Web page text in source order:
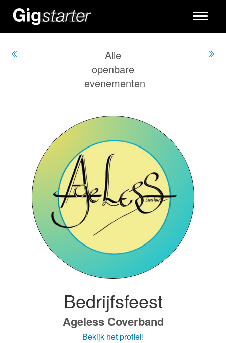
Toggle
Alle
openbare
evenementen
Bedrijfsfeest
Ageless Coverband
Bekijk het profiel!